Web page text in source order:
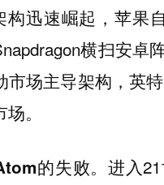
构迅速崛起，苹果
横扫安卓
市场主导架构，英
。
的失败。 进入